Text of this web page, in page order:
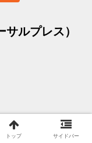
ルプレス）
トップ サイドバー